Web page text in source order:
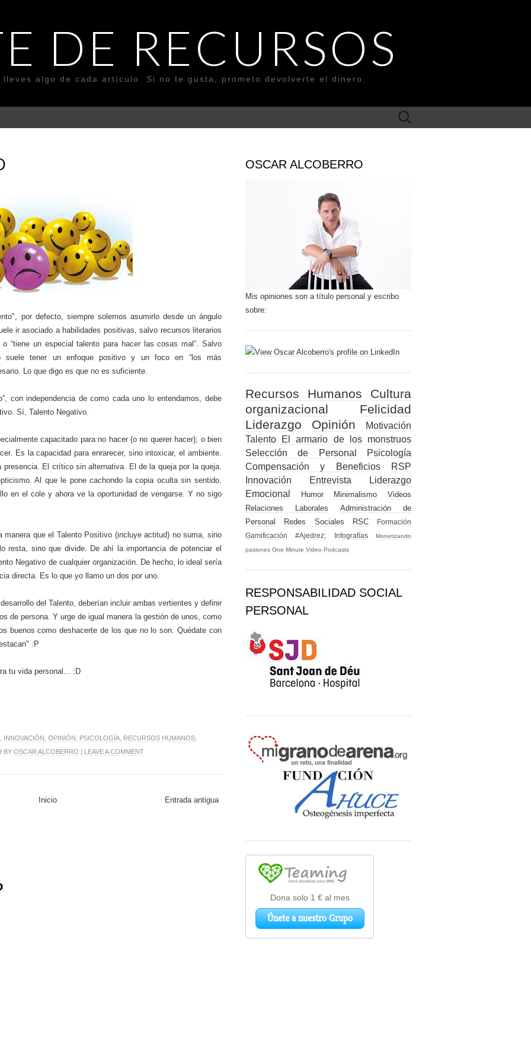
DE RECURSOS
algo de cada artículo. Si no te gusta, prometo devolverte el dinero.
Search
for:
por defecto, siempre solemos asumirlo desde un ángulo
ir asociado a habilidades positivas, salvo recursos literarios
“tiene un especial talento para hacer las cosas mal”. Salvo
suele tener un enfoque positivo y un foco en “los más
Lo que digo es que no es suficiente.
con independencia de como cada uno lo entendamos, debe
Sí, Talento Negativo.
capacitado para no hacer (o no querer hacer); o bien
Es la capacidad para enrarecer, sino intoxicar, el ambiente.
El crítico sin alternativa. El de la queja por la queja.
Al que le pone cachondo la copia oculta sin sentido.
en el cole y ahora ve la oportunidad de vengarse. Y no sigo
que el Talento Positivo (incluye actitud) no suma, sino
resta, sino que divide. De ahí la importancia de potenciar el
Negativo de cualquier organización. De hecho, lo ideal sería
directa. Es lo que yo llamo un dos por uno.
del Talento, deberían incluir ambas vertientes y definir
de persona. Y urge de igual manera la gestión de unos, como
buenos como deshacerte de los que no lo son. Quédate con
:P
tu vida personal... :D
INNOVACIÓN OPINIÓN PSICOLOGÍA RECURSOS HUMANOS
BY OSCAR ALCOBERRO | LEAVE A COMMENT
Entrada antigua
Inicio
OSCAR ALCOBERRO
Mis opiniones son a título personal y escribo
sobre:
Recursos Humanos
Cultura
organizacional
Felicidad
Liderazgo
Opinión
Motivación
Talento
El armario de los monstruos
Selección de Personal
Psicología
Compensación y Beneficios
RSP
Innovación
Entrevista
Liderazgo
Emocional
Humor Minimalismo
Videos
Relaciones Laborales
Administración de
Personal
Redes Sociales RSC
Formación
Gamificación
#Ajedrez; Infografías Monetizando
pasiones One Minute Video Podcasts
RESPONSABILIDAD SOCIAL
PERSONAL